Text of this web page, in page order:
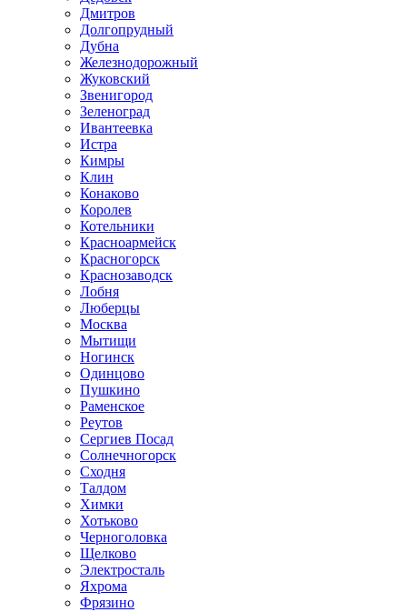
Дмитров
Долгопрудный
Дубна
Железнодорожный
Жуковский
Звенигород
Зеленоград
Ивантеевка
Истра
Кимры
Клин
Конаково
Королев
Котельники
Красноармейск
Красногорск
Краснозаводск
Лобня
Люберцы
Москва
Мытищи
Ногинск
Одинцово
Пушкино
Раменское
Реутов
Сергиев Посад
Солнечногорск
Сходня
Талдом
Химки
Хотьково
Черноголовка
Щелково
Электросталь
Яхрома
Фрязино